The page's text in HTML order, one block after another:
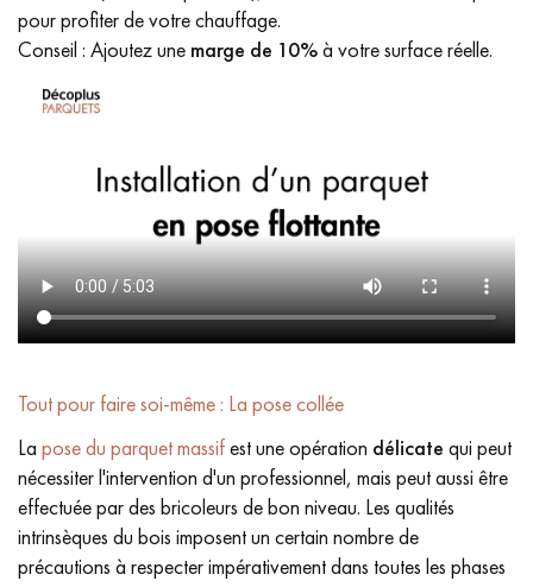
pour profiter de votre chauffage.
Conseil : Ajoutez une marge de 10%à votre surface réelle.
Tout pour faire soi-même : La pose collée
La pose du parquet massifest une opération délicate qui peut
nécessiter l'intervention d'un professionnel, mais peut aussi être
effectuée par des bricoleurs de bon niveau. Les qualités
intrinsèques du bois imposent un certain nombre de
précautions à respecter impérativement dans toutes les phases